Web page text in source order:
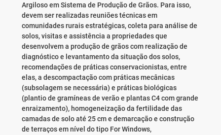
Argiloso em Sistema de Produção de Grãos. Para isso,
devem ser realizadas reuniões técnicas em
comunidades rurais estratégicas, coleta para análise de
solos, visitas e assistência a propriedades que
desenvolvem a produção de grãos com realização de
diagnóstico e levantamento da situação dos solos,
recomendações de práticas conservacionistas, entre
elas, a descompactação com práticas mecânicas
(subsolagem se necessária) e práticas biológicas
(plantio de gramíneas de verão e plantas C4 com grande
enraizamento), homogeneização da fertilidade das
camadas de solo até 25 cm e demarcação e construção
de terraços em nível do tipo For Windows,